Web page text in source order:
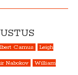
Camus
Leigh
Nabokov
William